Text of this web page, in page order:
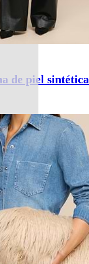
de piel sintética